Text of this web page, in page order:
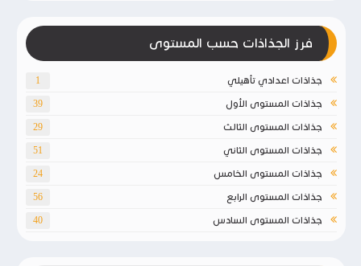
فرز الجذاذات حسب المستوى
جذاذات اعدادي تأهيلي 1
جذاذات المستوى الأول 39
جذاذات المستوى الثالث 29
جذاذات المستوى الثاني 51
جذاذات المستوى الخامس 24
جذاذات المستوى الرابع 56
جذاذات المستوى السادس 40